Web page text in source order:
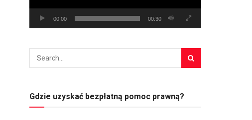
00:00 00:30
Gdzie uzyskać bezpłatną pomoc prawną?